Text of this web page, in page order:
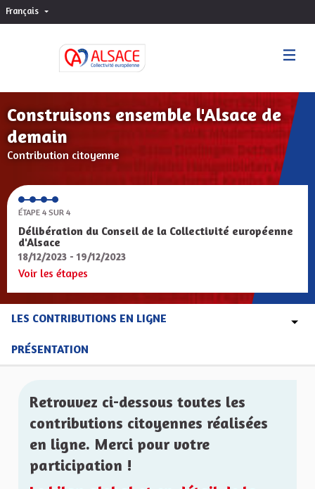
Français Choisir la langue
Construisons ensemble l'Alsace de
demain
Contribution citoyenne
ÉTAPE 4 SUR 4
Délibération du Conseil de la Collectivité européenne
d'Alsace
18/12/2023 - 19/12/2023
Voir les étapes
LES CONTRIBUTIONS EN LIGNE
PRÉSENTATION
Retrouvez ci-dessous toutes les
contributions citoyennes réalisées
en ligne. Merci pour votre
participation !